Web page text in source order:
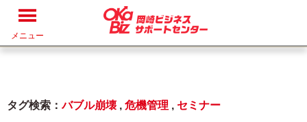
メニュー
タグ検索：バブル崩壊, 危機管理 , セミナー